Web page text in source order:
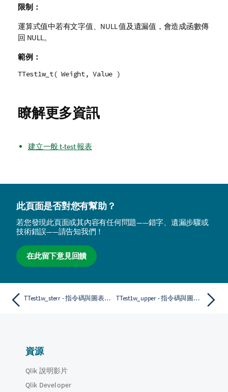
限制：
運算式值中若有文字值、 NULL值及遺漏值，會造成函數傳
回 NULL。
範例：
TTest1w_t( Weight, Value )
瞭解更多資訊
建立一般 t-test 報表
此頁面是否對您有幫助？
若您發現此頁面或其內容有任何問題——錯字、遺漏步驟或
技術錯誤——請告知我們！
在此留下意見回饋
TTest1w_sterr - 指令碼與圖表函數 TTest1w_upper - 指令碼與圖表函數
資源
Qlik 說明影片
Qlik Developer